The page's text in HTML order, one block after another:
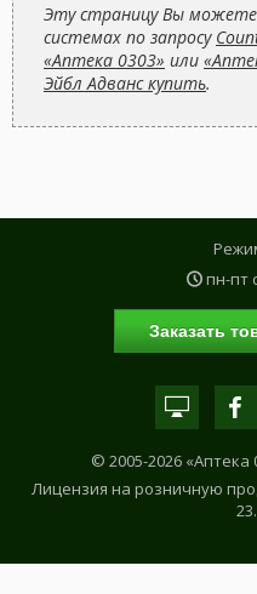
Эту страницу Вы
системах по запросу
«Аптека 0303» или
Эйбл Адванс купить.
пн-пт
Заказать
© 2005-2026 «Аптека
Лицензия на розничную